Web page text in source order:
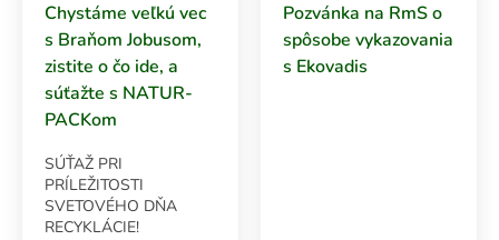
OZV NATUR-PACK v médiách
Kalendár aktivít
Vedenie
O spoločnosti NATUR-PACK plus
Chystáme veľkú vec
s Braňom Jobusom,
zistite o čo ide, a
súťažte s NATUR-
PACKom
SÚŤAŽ PRI
PRÍLEŽITOSTI
SVETOVÉHO DŇA
RECYKLÁCIE!
Pozvánka na RmS o
spôsobe vykazovania
s Ekovadis